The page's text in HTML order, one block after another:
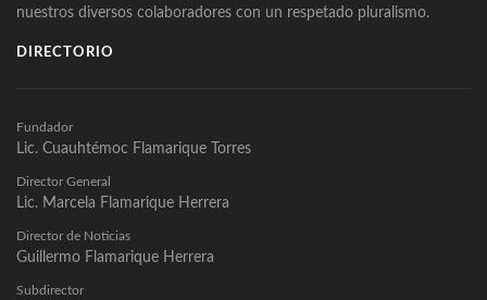
nuestros diversos colaboradores con un respetado pluralismo.
DIRECTORIO
Fundador
Lic. Cuauhtémoc Flamarique Torres
Director General
Lic. Marcela Flamarique Herrera
Director de Noticias
Guillermo Flamarique Herrera
Subdirector